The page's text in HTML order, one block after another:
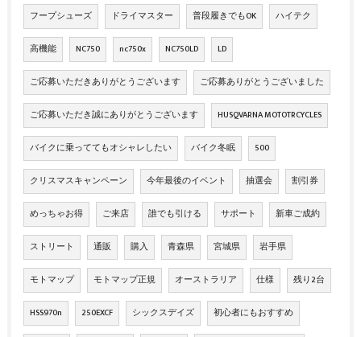
フープシューズ ドライマスター 普段履きでもOK ハイテク
高機能 NC750 nc750x NC750LD LD
ご応募いただきありがとうございます ご応募ありがとうございました
ご応募いただき誠にありがとうございます HUSQVARNA MOTOTRCYCLES
バイクに乗っててもオシャレしたい バイク冬眠 500
クリスマスキャンペーン 今年最後のイベント 抽選会 割引券
めっちゃお得 ご来店 誰でも引ける サポート 新車ご成約
ストリート 通販 購入 青森県 宮城県 岩手県
モトマップ モトマップ正規 オーストラリア 仕様 残り2台
HSS970n 250EXCF シックスデイズ 初心者にもおすすめ